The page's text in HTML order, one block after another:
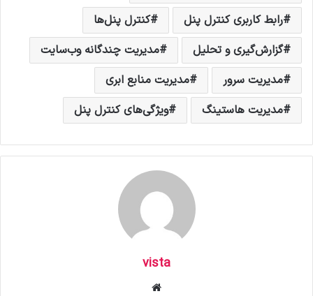
رابط کاربری کنترل پنل
کنترل پنل‌ها
گزارش‌گیری و تحلیل
مدیریت چندگانه وب‌سایت
مدیریت سرور
مدیریت منابع ابری
مدیریت هاستینگ
ویژگی‌های کنترل پنل
vista